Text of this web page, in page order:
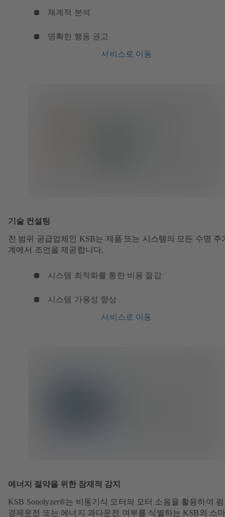
체계적 분석
명확한 행동 권고
서비스로 이동
기술 컨설팅
전 범위 공급업체인 KSB는 제품 또는 시스템의 모든 수명 주
계에서 조언을 제공합니다.
시스템 최적화를 통한 비용 절감
시스템 가용성 향상
서비스로 이동
에너지 절약을 위한 잠재적 감지
KSB Sonolyzer®는 비동기식 모터의 모터 소음을 활용하여
경제운전 또는 에너지 과다운전 여부를 식별하는 KSB의 스